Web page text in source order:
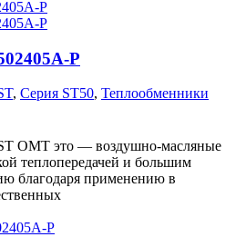
P
, Серия ST50, Теплообменники
OMT это — воздушно-масляные
теплопередачей и большим
благодаря применению в